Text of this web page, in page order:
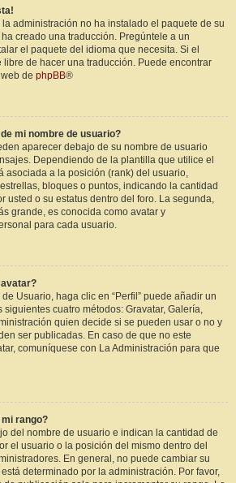
administración no ha instalado el paquete de su
creado una traducción. Pregúntele a un
el paquete del idioma que necesita. Si el
de hacer una traducción. Puede encontrar
de phpBB®
mi nombre de usuario?
aparecer debajo de su nombre de usuario
Dependiendo de la plantilla que utilice el
asociada a la posición (rank) del usuario,
bloques o puntos, indicando la cantidad
usted o su estatus dentro del foro. La segunda,
grande, es conocida como avatar y
para cada usuario.
Usuario, haga clic en “Perfil” puede añadir un
cuatro métodos: Gravatar, Galería,
quien decide si se pueden usar o no y
ser publicadas. En caso de que no este
comuníquese con La Administración para que
rango?
del nombre de usuario e indican la cantidad de
el usuario o la posición del mismo dentro del
En general, no puede cambiar su
determinado por la administración. Por favor,